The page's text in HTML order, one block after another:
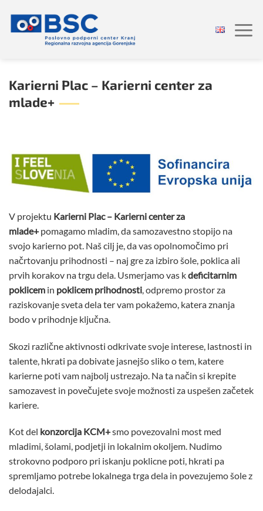
vsebino
Karierni Plac – Karierni center za
mlade+
V projektu Karierni Plac – Karierni center za
mlade+pomagamo mladim, da samozavestno stopijo na
svojo karierno pot. Naš cilj je, da vas opolnomočimo pri
načrtovanju prihodnosti – naj gre za izbiro šole, poklica ali
prvih korakov na trgu dela. Usmerjamo vas kdeficitarnim
poklicem in poklicem prihodnosti, odpremo prostor za
raziskovanje sveta dela ter vam pokažemo, katera znanja
bodo v prihodnje ključna.
Skozi različne aktivnosti odkrivate svoje interese, lastnosti in
talente, hkrati pa dobivate jasnejšo sliko o tem, katere
karierne poti vam najbolj ustrezajo. Na ta način si krepite
samozavest in povečujete svoje možnosti za uspešen začetek
kariere.
Kot del konzorcija KCM+smo povezovalni most med
mladimi, šolami, podjetji in lokalnim okoljem. Nudimo
strokovno podporo pri iskanju poklicne poti, hkrati pa
spremljamo potrebe lokalnega trga dela in povezujemo šole z
delodajalci.